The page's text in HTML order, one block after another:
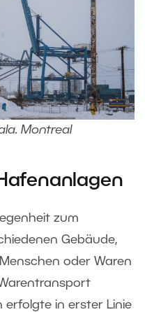
Montreal
zum
Gebäude,
oder Waren
erfolgte in erster Linie